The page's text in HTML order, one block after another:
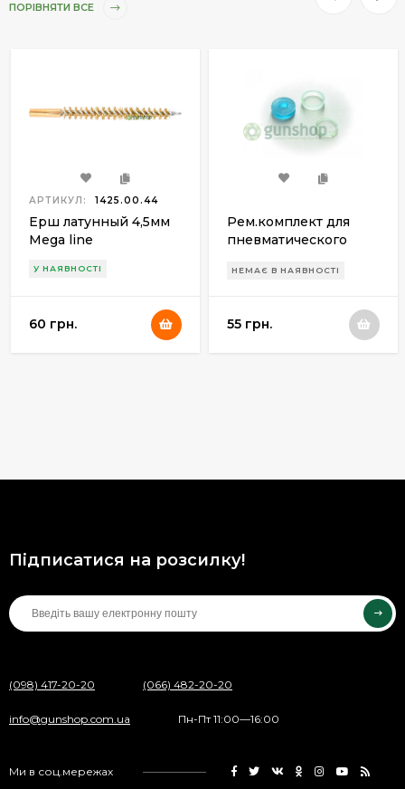
ПОРІВНЯТИ ВСЕ
АРТИКУЛ: 1425.00.44
Ерш латунный 4,5мм
Mega line
У НАЯВНОСТІ
60 грн.
Рем.комплект для
пневматического
А-111/112 (3 кольца)
НЕМАЄ В НАЯВНОСТІ
55 грн.
Підписатися на розсилку!
(098) 417-20-20 (066) 482-20-20
info@gunshop.com.ua Пн-Пт 11:00—16:00
Ми в соц.мережах